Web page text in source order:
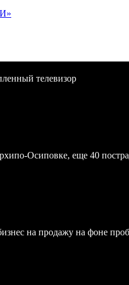
телевизор
Осиповке, еще 40
на продажу на фоне